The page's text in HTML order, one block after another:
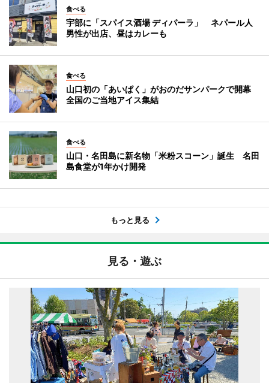
食べる
宇部に「スパイス酒場 ディパーラ」 ネパール人
男性が出店、昼はカレーも
食べる
山口初の「あいぱく」がおのだサンパークで開幕
全国のご当地アイス集結
食べる
山口・名田島に新名物「米粉スコーン」誕生 名田
島食堂が1年かけ開発
もっと見る
見る・遊ぶ